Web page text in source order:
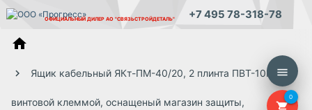
ОФИЦИАЛЬНЫЙ ДИЛЕР АО "СВЯЗЬСТРОЙДЕТАЛЬ" +7 495 78-318-78
menu
shopping_cart
0
home
Ящик кабельный ЯКт-ПМ-40/20, 2 плинта ПВТ-10Р с
винтовой клеммой, оснащеный магазин защиты,